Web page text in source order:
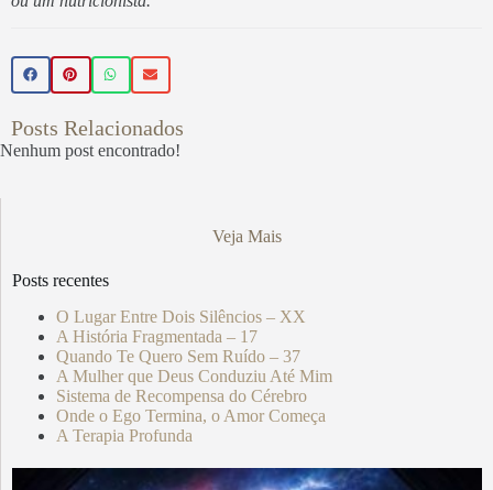
Posts Relacionados
Nenhum post encontrado!
Veja Mais
Posts recentes
O Lugar Entre Dois Silêncios – XX
A História Fragmentada – 17
Quando Te Quero Sem Ruído – 37
A Mulher que Deus Conduziu Até Mim
Sistema de Recompensa do Cérebro
Onde o Ego Termina, o Amor Começa
A Terapia Profunda